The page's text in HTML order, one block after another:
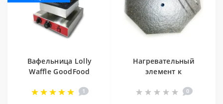
Вафельница Lolly
Waffle GoodFood
1
Нагревательный
элемент к
гонконгской0